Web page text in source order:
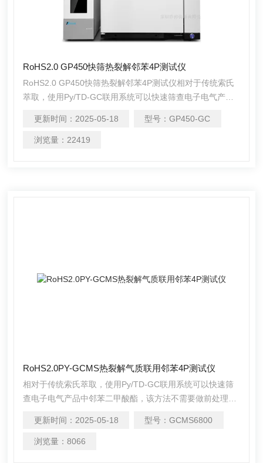
RoHS2.0 GP450快筛热裂解邻苯4P测试仪
RoHS2.0 GP450快筛热裂解邻苯4P测试仪相对于传统索氏
萃取，使用Py/TD-GC联用系统可以快速筛查电子电气产品
直接称取样品上机分析就能得到分析结果，更加简单快捷。
RoHS2.0 PY-GC热裂解邻苯4P测试仪是不错的选择。
更新时间： 2025-05-18 型号：GP450-GC
浏览量： 22419
RoHS2.0PY-GCMS热裂解气质联用邻苯4P测试仪
相对于传统索氏萃取，使用Py/TD-GC联用系统可以快速筛
查电子电气产品中邻苯二甲酸酯，该方法不需要做前处理，
更加简单快捷。RoHS2.0PY-GCMS热裂解气质联用邻苯4P
测试仪是不错的选择。
更新时间： 2025-05-18 型号：GCMS6800
浏览量： 8066